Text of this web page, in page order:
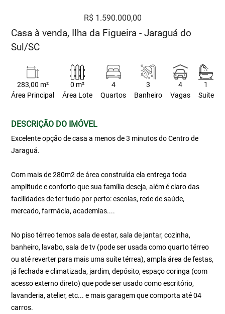
R$ 1.590.000,00
Casa à venda, Ilha da Figueira - Jaraguá do
Sul/SC
283,00 m²
Área Principal
0 m²
Área Lote
4
Quartos
3
Banheiro
4
Vagas
1
Suite
DESCRIÇÃO DO IMÓVEL
Excelente opção de casa a menos de 3 minutos do Centro de
Jaraguá.
Com mais de 280m2 de área construída ela entrega toda
amplitude e conforto que sua família deseja, além é claro das
facilidades de ter tudo por perto: escolas, rede de saúde,
mercado, farmácia, academias....
No piso térreo temos sala de estar, sala de jantar, cozinha,
banheiro, lavabo, sala de tv (pode ser usada como quarto térreo
ou até reverter para mais uma suíte térrea), ampla área de festas,
já fechada e climatizada, jardim, depósito, espaço coringa (com
acesso externo direto) que pode ser usado como escritório,
lavanderia, atelier, etc... e mais garagem que comporta até 04
carros.